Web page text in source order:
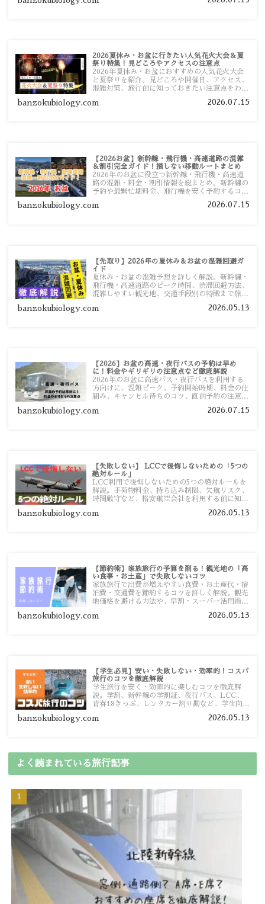
す。
2026夏休み・お盆に行きたい人気花火大会＆夏
祭り特集！見どころやアクセスの注意点
2026年夏休み・お盆におすすめの人気花火大会
と夏祭りを紹介。見どころや開催日、アクセス、
混雑対策、旅行前に知っておきたい注意点をわか
banzokubiology.com 2026.07.15
【2026お盆】新幹線・飛行機・高速道路の混雑
＆割引完全ガイド！損しない移動ルートまとめ
2026年のお盆に役立つ新幹線・飛行機・高速道
路の混雑・料金・割引情報を総まとめ。新幹線の
予約や最繁忙期料金、飛行機を安く予約するコ
い移動方法を分かりやすく解説します。
banzokubiology.com 2026.07.15
【先取り】2026年の夏休み＆お盆の混雑回避ガ
イド
夏休み・お盆の混雑予想を詳しく解説。新幹線・
飛行機・高速道路のピーク時間、渋滞回避方法、
混雑しやすい観光地、交通手段別の特徴まで旅行
banzokubiology.com 2026.05.13
【2026】お盆の高速・夜行バスの予約は早め
に！料金やギリギリの注意点など徹底解説
2026年のお盆に高速バス・夜行バスを利用する
方向けに、混雑ピーク、予約開始時期、料金の仕
組み、キャンセル待ちのコツ、直前予約の注意点
banzokubiology.com 2026.07.15
【失敗しない】 LCCで後悔しないための「5つの
絶対ルール」
LCC利用で後悔しないための5つの絶対ルールを
解説。手荷物料金、持ち込み制限、欠航リスク、
時間厳守など、格安航空会社を利用する前に知っ
す。
banzokubiology.com 2026.05.13
【節約術】家族旅行の予算を削る！観光地の「高
い食事・お土産」で失敗しないコツ
家族旅行で出費が増えやすい食費・お土産代・宿
泊費・交通費を節約するコツを詳しく解説。観光
地価格を避ける方法や、早割・スーパー活用術、
banzokubiology.com 2026.05.13
【学生必見】安い・失敗しない・効率的！コスパ
旅行のコツを徹底解説
学生旅行を安く・効率的に楽しむコツを徹底解
説。学割、新幹線の学割証、夜行バス、LCC、
青春18きっぷ、レンタカー割り勘など、学生向け
banzokubiology.com 2026.05.13
よく読まれている旅行記事